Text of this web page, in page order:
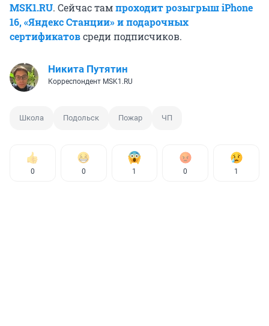
MSK1.RU. Сейчас тампроходит розыгрыш iPhone
16, «Яндекс Станции» и подарочных
сертификатовсреди подписчиков.
Никита Путятин
Корреспондент MSK1.RU
Школа Подольск Пожар ЧП
0 0 1 0 1